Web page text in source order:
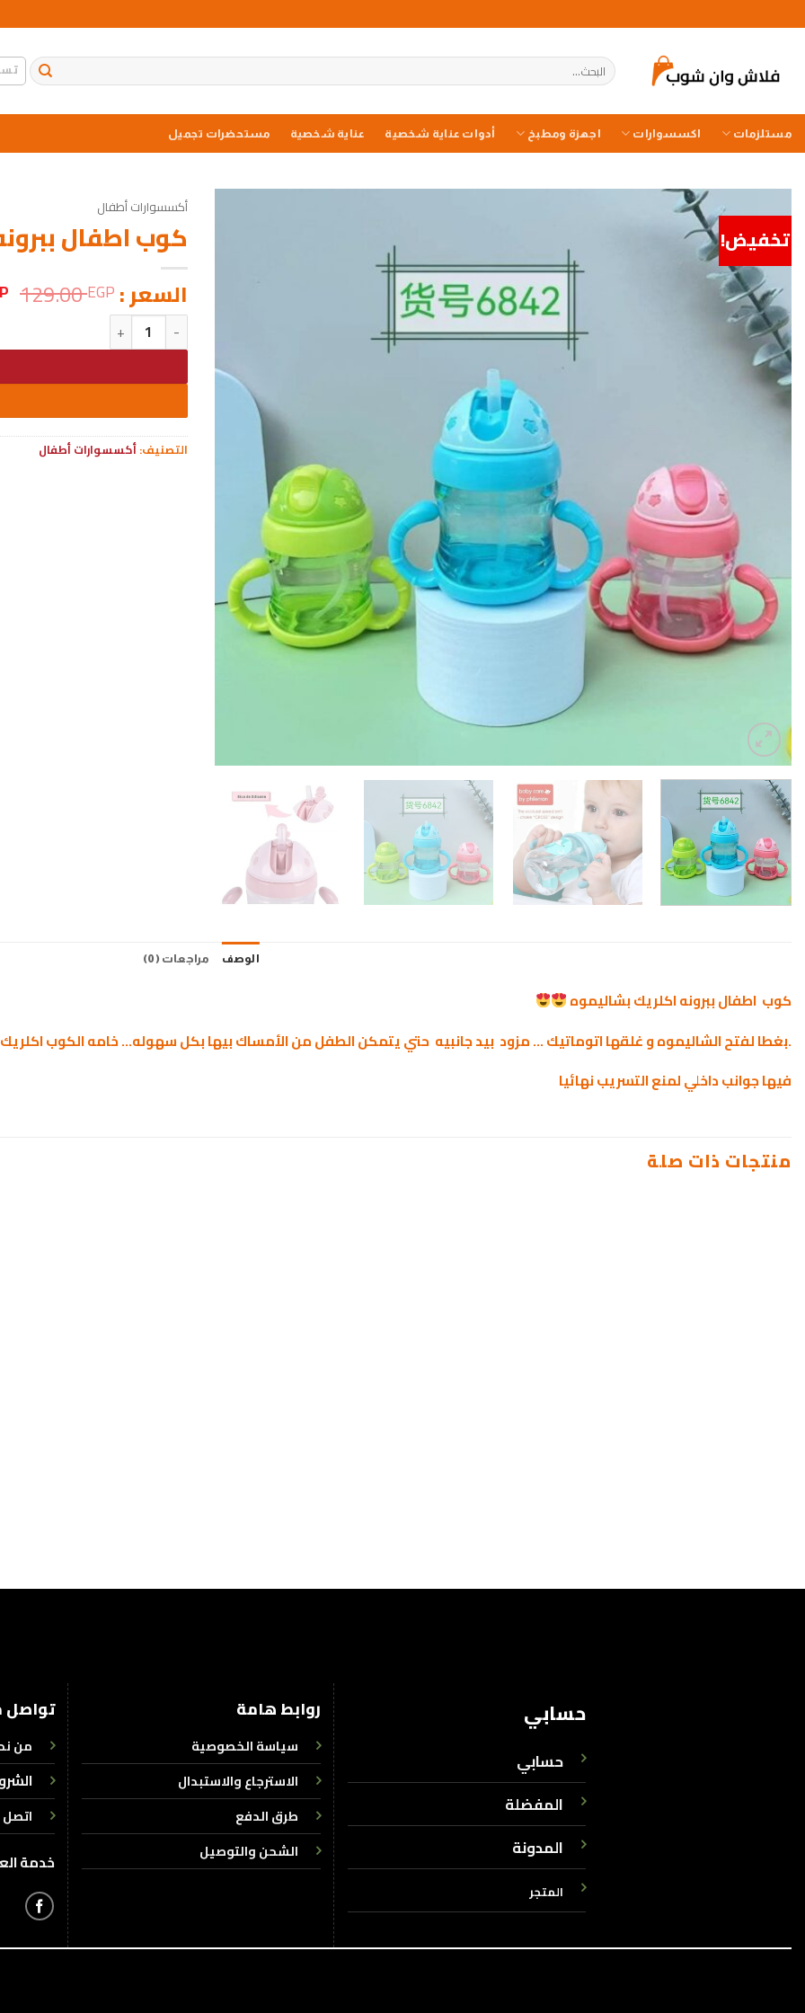
للمحتوى
البحث
عن:
مستلزمات اكسسوارات اجهزة ومطبخ أدوات عناية شخصية عناية شخصية مستحضرات تجميل
تخفيض!
أكسسوارات أطفال
كوب اطفال
السعر : 129.00EGP
كمية كوب اطفال ببرونه اكلريك
التصنيف:أكسسوارات أطفال
الوصف مراجعات (0)
كوب اطفال ببرونه اكلريك بشاليموه
.بغطا لفتح الشاليموه و غلقها اتوماتيك … مزود بيد جانبيه حتي يتمكن الطفل من الأمساك بيها بكل سهوله… خامه الكوب
فيها جوانب داخلي لمنع التسريب نهائيا
منتجات ذات صلة
حسابي
حسابي
المفضلة
المدونة
المتجر
روابط هامة
سياسة الخصوصية
الاسترجاع والاستبدال
طرق الدفع
الشحن والتوصيل
تواصل
من
اتصل
خدمة العملاء :